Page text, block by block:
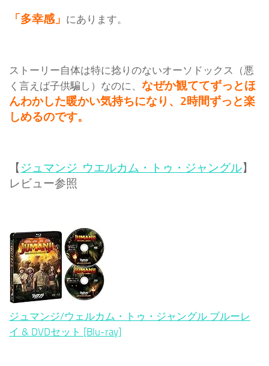
「多幸感」 にあります。
ストーリー自体は特に捻りのないオーソドックス（悪
く言えば子供騙し）なのに、 なぜか観ててずっとほ
んわかした暖かい気持ちになり、2時間ずっと楽
しめるのです。
【 ジュマンジ ウエルカム・トゥ・ジャングル】
レビュー参照
ジュマンジ/ウェルカム・トゥ・ジャングル ブルーレ
イ & DVDセット [Blu-ray]